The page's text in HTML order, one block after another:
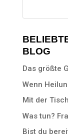
BLOG
Das größte
Wenn
Mit der
Was tun?
Bist du